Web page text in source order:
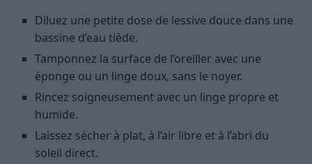
Diluez une petite dose de lessive douce dans une
bassine d’eau tiède.
Tamponnez la surface de l’oreiller avec une
éponge ou un linge doux, sans le noyer.
Rincez soigneusement avec un linge propre et
humide.
Laissez sécher à plat, à l’air libre et à l’abri du
soleil direct.